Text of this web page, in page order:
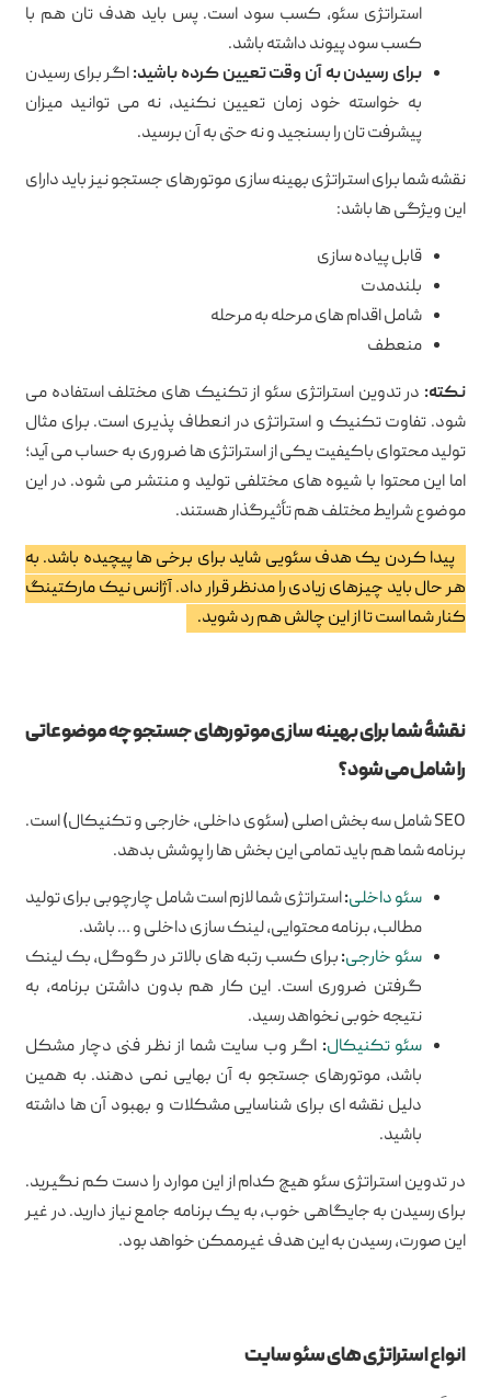
استراتژی سئو، کسب سود است. پس باید هدف تان هم با
کسب سود پیوند داشته باشد.
برای رسیدن به آن وقت تعیین کرده باشید:اگر برای رسیدن
به خواسته خود زمان تعیین نکنید، نه می توانید میزان
پیشرفت تان را بسنجید و نه حتی به آن برسید.
نقشه شما برای استراتژی بهینه سازی موتورهای جستجو نیز باید دارای
این ویژگی ها باشد:
قابل پیاده سازی
بلندمدت
شامل اقدام های مرحله به مرحله
منعطف
نکته: در تدوین استراتژی سئو از تکنیک های مختلف استفاده می
شود. تفاوت تکنیک و استراتژی در انعطاف پذیری است. برای مثال
تولید محتوای باکیفیت یکی از استراتژی ها ضروری به حساب می آید؛
اما این محتوا با شیوه های مختلفی تولید و منتشر می شود. در این
موضوع شرایط مختلف هم تأثیرگذار هستند.
پیدا کردن یک هدف سئویی شاید برای برخی ها پیچیده باشد. به
هر حال باید چیزهای زیادی را مدنظر قرار داد. آژانس نیک مارکتینگ
کنار شما است تا از این چالش هم رد شوید.
نقشهٔ شما برای بهینه سازی موتورهای جستجو چه موضوعاتی
را شامل می شود؟
SEO شامل سه بخش اصلی (سئوی داخلی، خارجی و تکنیکال) است.
برنامه شما هم باید تمامی این بخش ها را پوشش بدهد.
سئو داخلی:استراتژی شما لازم است شامل چارچوبی برای تولید
مطالب، برنامه محتوایی، لینک سازی داخلی و … باشد.
سئو خارجی:برای کسب رتبه های بالاتر در گوگل، بک لینک
گرفتن ضروری است. این کار هم بدون داشتن برنامه، به
نتیجه خوبی نخواهد رسید.
سئو تکنیکال: اگر وب سایت شما از نظر فنی دچار مشکل
باشد، موتورهای جستجو به آن بهایی نمی دهند. به همین
دلیل نقشه ای برای شناسایی مشکلات و بهبود آن ها داشته
باشید.
در تدوین استراتژی سئو هیچ کدام از این موارد را دست کم نگیرید.
برای رسیدن به جایگاهی خوب، به یک برنامه جامع نیاز دارید. در غیر
این صورت، رسیدن به این هدف غیرممکن خواهد بود.
انواع استراتژی های سئو سایت